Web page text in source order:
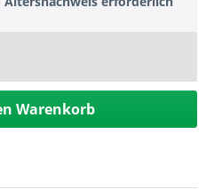
Warenkorb